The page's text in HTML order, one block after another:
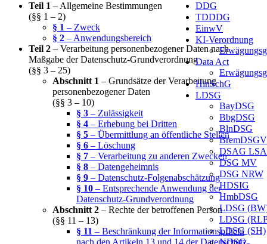
DDG
TDDDG
EinwV
KI-Verordnung
Data Act
HinSchG
LDSG
BayDSG
BbgDSG
BlnDSG
DSAG LSA
DSG MV
DSG NRW
HDSIG
HmbDSG
LDSG
LDSG
LDSG (SH)
NDSG
Teil 1 – Allgemeine Bestimmungen
(§§ 1 – 2)
§ 1 – Zweck
§ 2 – Anwendungsbereich
Teil 2 – Verarbeitung personenbezogener Daten nach
Maßgabe der Datenschutz-Grundverordnung
(§§ 3 – 25)
Abschnitt 1 – Grundsätze der Verarbeitung
personenbezogener Daten
(§§ 3 – 10)
§ 3 – Zulässigkeit
§ 4 – Erhebung bei Dritten
§ 5 – Übermittlung an öffentliche Stellen
§ 6 – Löschung
§ 7 – Verarbeitung zu anderen Zwecken
§ 8 – Datengeheimnis
§ 9 – Datenschutz-Folgenabschätzung
§ 10 – Entsprechende Anwendung der
Datenschutz-Grundverordnung
Abschnitt 2 – Rechte der betroffenen Person
(§§ 11 – 13)
§ 11 – Beschränkung der Informationspflicht
nach den Artikeln 13 und 14 der Datenschutz-